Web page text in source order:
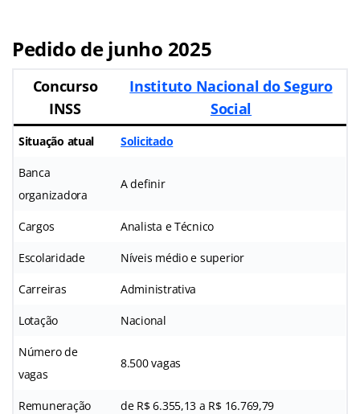
Pedido de junho 2025
Concurso
INSS
Instituto Nacional do Seguro
Social
Situação atual Solicitado
Banca
organizadora
A definir
Cargos Analista e Técnico
Escolaridade Níveis médio e superior
Carreiras Administrativa
Lotação Nacional
Número de
vagas
8.500 vagas
Remuneração de R$ 6.355,13 a R$ 16.769,79